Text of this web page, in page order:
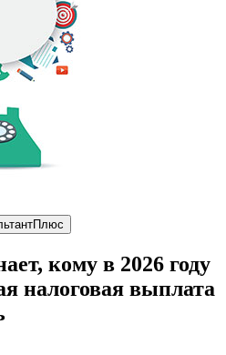
кому в 2026 году
налоговая выплата